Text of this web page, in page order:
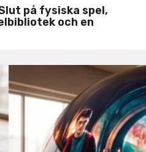
på fysiska spel,
och en